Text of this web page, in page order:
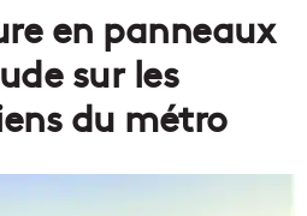
en panneaux
sur les
du métro